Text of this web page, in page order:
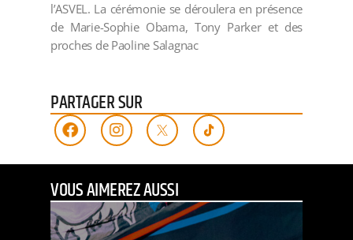
l’ASVEL. La cérémonie se déroulera en présence
de Marie-Sophie Obama, Tony Parker et des
proches de Paoline Salagnac
PARTAGER SUR
VOUS AIMEREZ AUSSI